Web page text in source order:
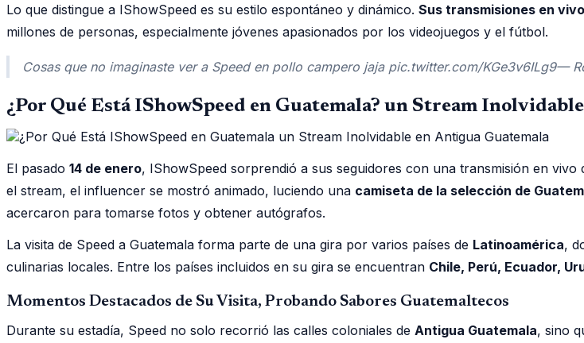
Lo que distingue a IShowSpeed es su estilo espontáneo y dinámico. Sus transmisiones en
millones de personas, especialmente jóvenes apasionados por los videojuegos y el fútbol.
Cosas que no imaginaste ver a Speed en pollo campero jaja pic.twitter.com/KGe3v6ILg9—
¿Por Qué Está IShowSpeed en Guatemala? un Stream
El pasado 14 de enero, IShowSpeed sorprendió a sus seguidores con una transmisión en vivo
el stream, el influencer se mostró animado, luciendo una camiseta de la selección de
acercaron para tomarse fotos y obtener autógrafos.
La visita de Speed a Guatemala forma parte de una gira por varios países de Latinoamérica,
culinarias locales. Entre los países incluidos en su gira se encuentran Chile, Perú, Ecuador,
Momentos Destacados de Su Visita, Probando Sabores Guatemaltecos
Durante su estadía, Speed no solo recorrió las calles coloniales de Antigua Guatemala, sino